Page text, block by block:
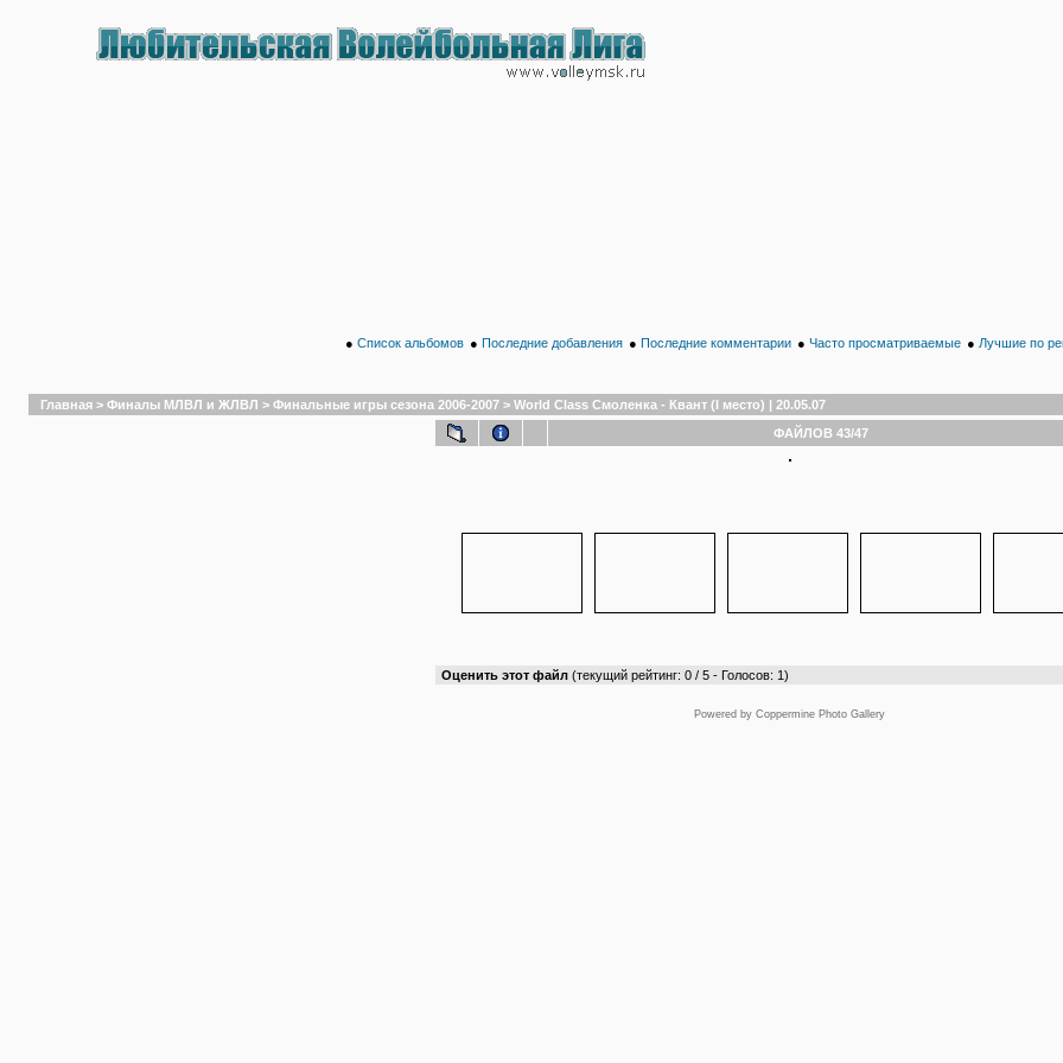
● Список альбомов ● Последние добавления ● Последние комментарии ● Часто просматриваемые ● Лучшие по
Главная > Финалы МЛВЛ и ЖЛВЛ > Финальные игры сезона 2006-2007 > World Class Смоленка - Квант (I место) | 20.05.07
ФАЙЛОВ 43/47
Оценить этот файл (текущий рейтинг: 0 / 5 - Голосов: 1)
Powered by Coppermine Photo Gallery